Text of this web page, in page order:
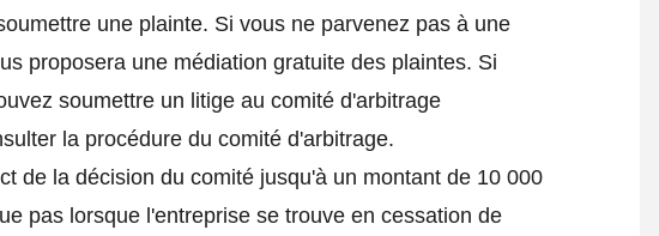
une plainte. Si vous ne parvenez pas à une
proposera une médiation gratuite des plaintes. Si
soumettre un litige au comité d'arbitrage
la procédure du comité d'arbitrage.
de la décision du comité jusqu'à un montant de 10 000
pas lorsque l'entreprise se trouve en cessation de